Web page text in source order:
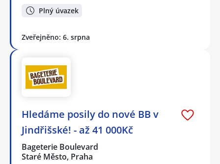
Plný úvazek
Zveřejněno: 6. srpna
Hledáme posily do nové BB v
Jindřišské! - až 41 000Kč
Bageterie Boulevard
Staré Město, Praha